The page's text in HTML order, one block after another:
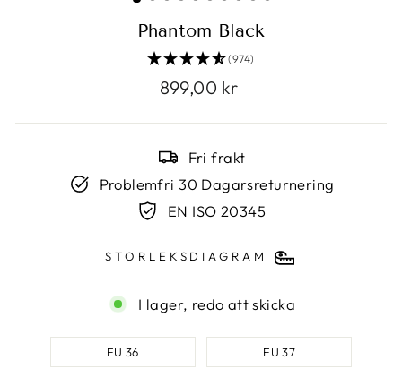
Phantom Black
(974)
Vanligt
899,00 kr
Fri frakt
Problemfri 30 Dagarsreturnering
EN ISO 20345
STORLEKSDIAGRAM
I lager, redo att skicka
SKOSTORLEKEU 36 EU 37